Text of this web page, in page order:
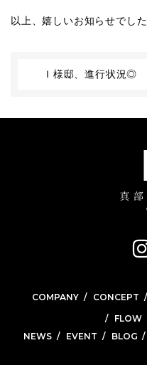
以上、嬉しいお知らせでした
Ｉ様邸、進行状況◎
COMPANY CONCEPT
FLOW
NEWS
EVENT BLOG